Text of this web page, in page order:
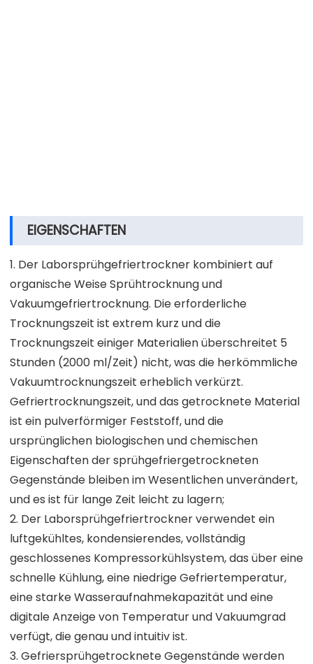
EIGENSCHAFTEN
1. Der Laborsprühgefriertrockner kombiniert auf
organische Weise Sprühtrocknung und
Vakuumgefriertrocknung. Die erforderliche
Trocknungszeit ist extrem kurz und die
Trocknungszeit einiger Materialien überschreitet 5
Stunden (2000 ml/Zeit) nicht, was die herkömmliche
Vakuumtrocknungszeit erheblich verkürzt.
Gefriertrocknungszeit, und das getrocknete Material
ist ein pulverförmiger Feststoff, und die
ursprünglichen biologischen und chemischen
Eigenschaften der sprühgefriergetrockneten
Gegenstände bleiben im Wesentlichen unverändert,
und es ist für lange Zeit leicht zu lagern;
2. Der Laborsprühgefriertrockner verwendet ein
luftgekühltes, kondensierendes, vollständig
geschlossenes Kompressorkühlsystem, das über eine
schnelle Kühlung, eine niedrige Gefriertemperatur,
eine starke Wasseraufnahmekapazität und eine
digitale Anzeige von Temperatur und Vakuumgrad
verfügt, die genau und intuitiv ist.
3. Gefriersprühgetrocknete Gegenstände werden